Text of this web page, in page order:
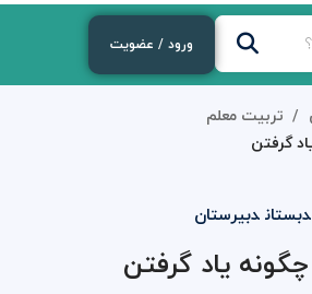
ورود / عضویت
تربیت معلم
گرفتن
دبستان دبیرستان
چگونه یاد گرفتن